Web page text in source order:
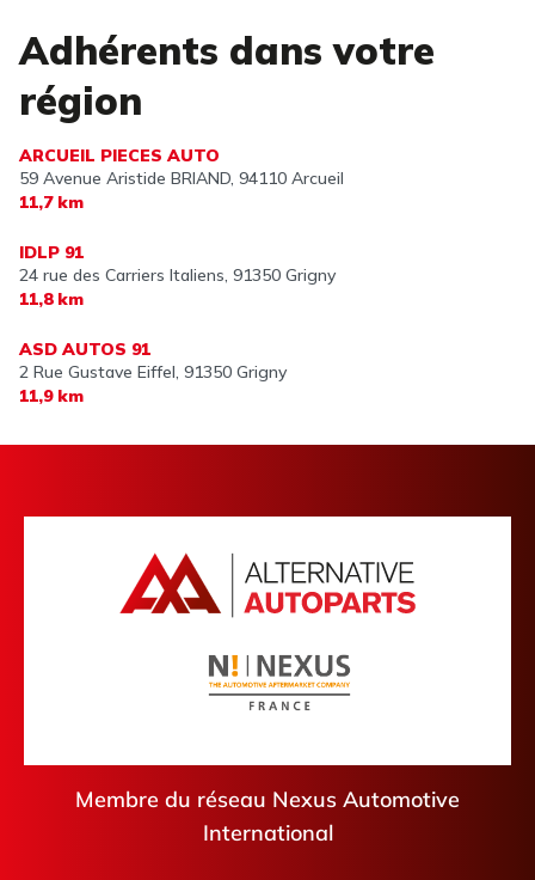
Adhérents dans votre
région
ARCUEIL PIECES AUTO
59 Avenue Aristide BRIAND, 94110 Arcueil
11,7 km
IDLP 91
24 rue des Carriers Italiens, 91350 Grigny
11,8 km
ASD AUTOS 91
2 Rue Gustave Eiffel, 91350 Grigny
11,9 km
Membre du réseau Nexus Automotive
International